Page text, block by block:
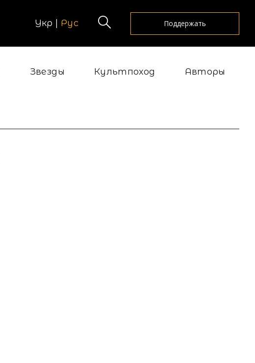
Укр Рус Поддержать
Звезды Культпоход Авторы